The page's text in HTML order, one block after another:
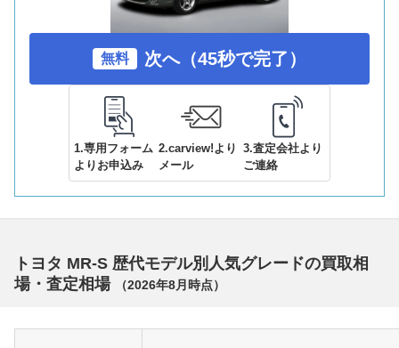
無料 次へ（45秒で完了）
1.専用フォーム
よりお申込み
2.carview!より
メール
3.査定会社より
ご連絡
トヨタ MR-S 歴代モデル別人気グレードの買取相
場・査定相場
（2026年8月 時点）